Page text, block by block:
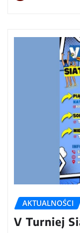
AKTUALNOŚCI
V Turniej